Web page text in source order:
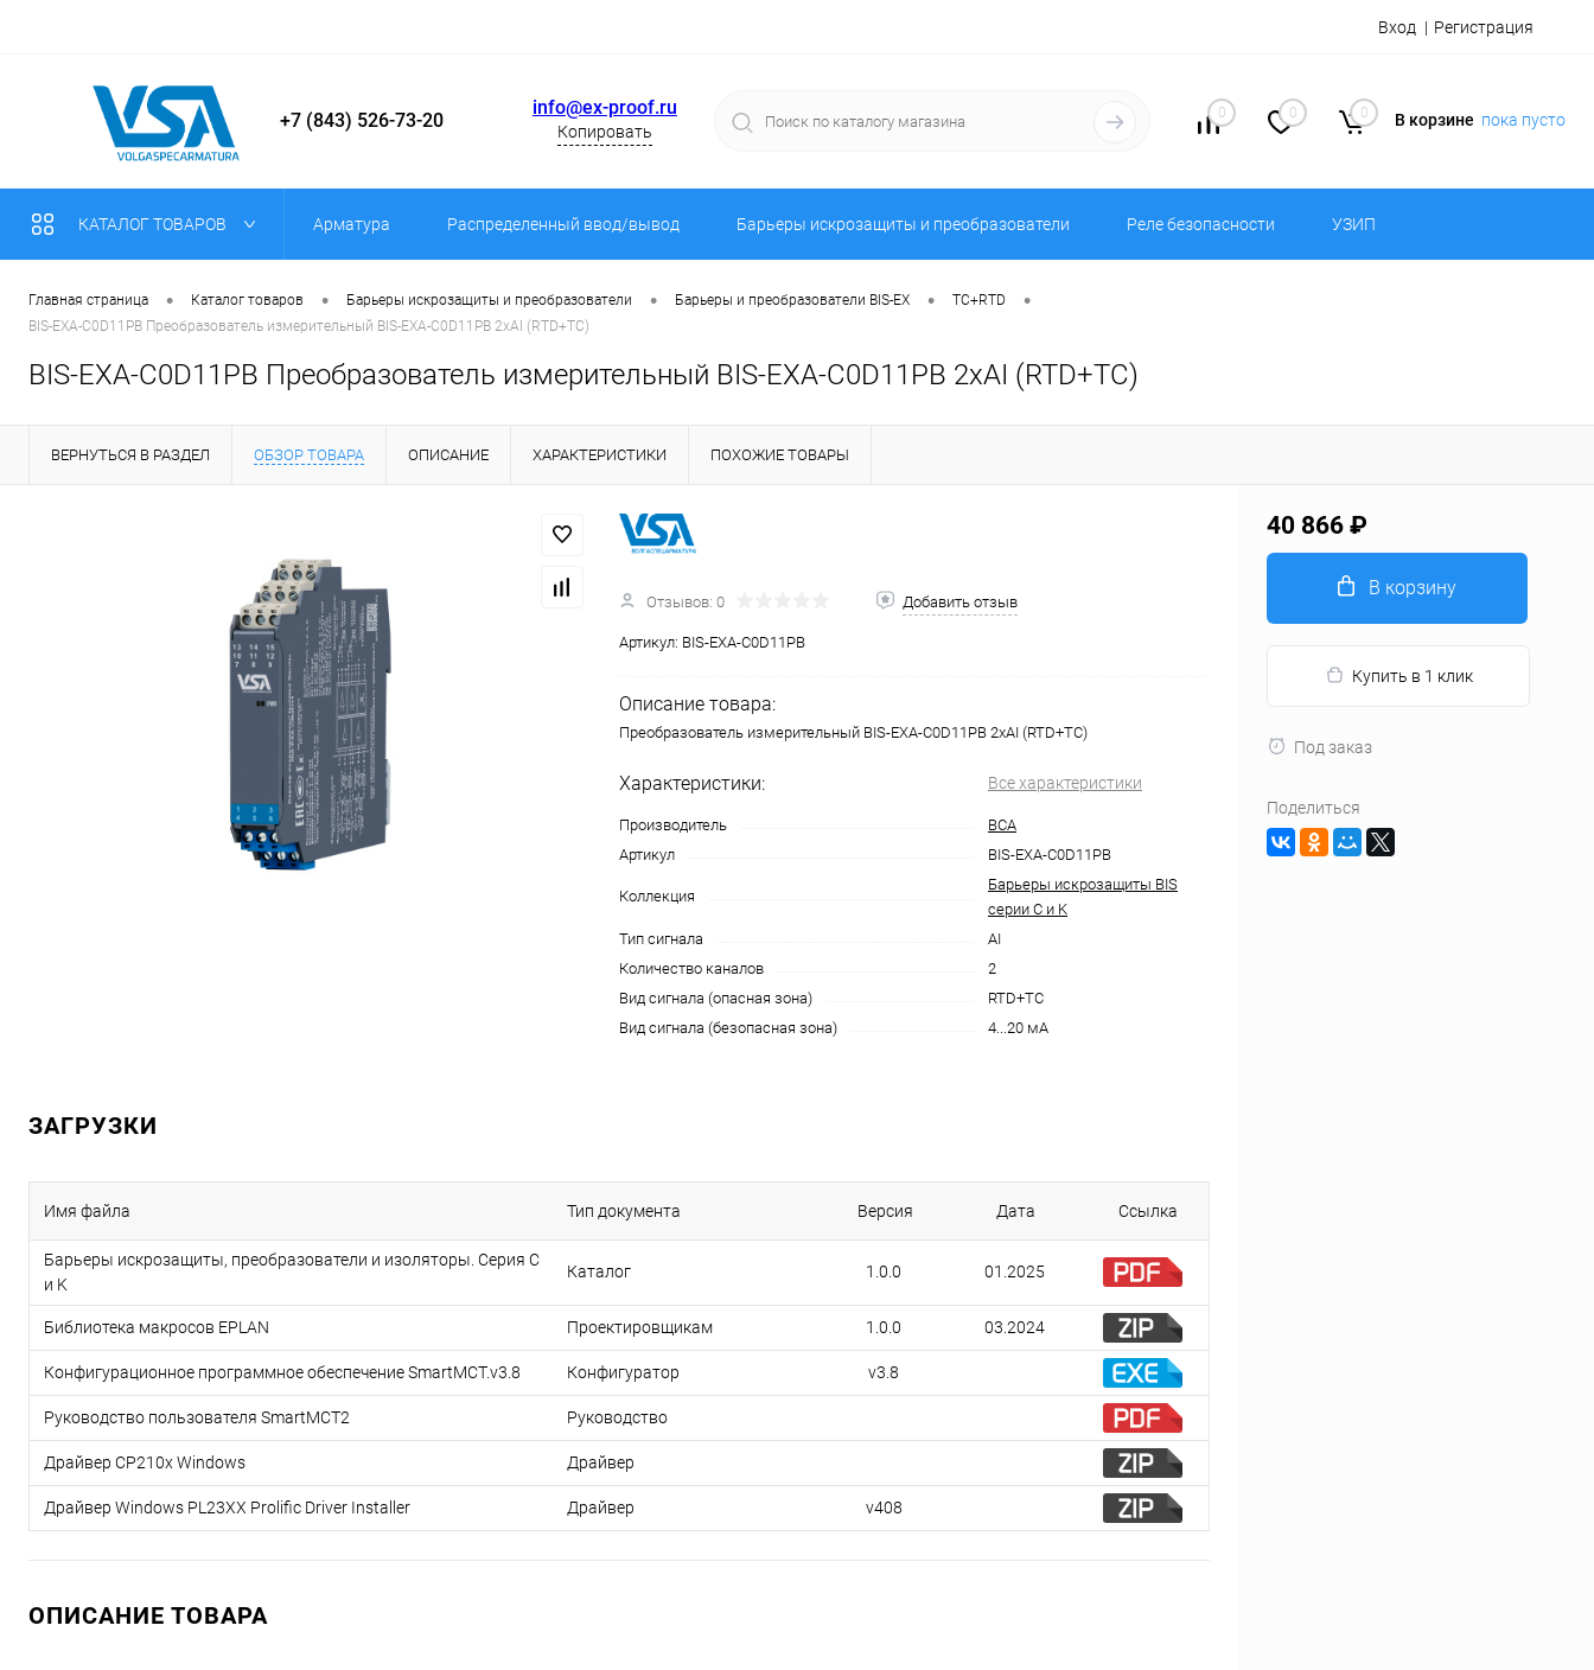
Вход Регистрация
+7 (843) 526-73-20
info@ex-proof.ru
Копировать
0 0 0 В корзине пока пусто
КАТАЛОГ ТОВАРОВ Арматура Распределенный ввод/вывод Барьеры искрозащиты и преобразователи Реле безопасности УЗИП
Главная страница • Каталог товаров • Барьеры искрозащиты и преобразователи • Барьеры и преобразователи BIS-EX • TC+RTD •
BIS-EXA-C0D11PB Преобразователь измерительный BIS-EXA-C0D11PB 2хAI (RTD+TC)
BIS-EXA-C0D11PB Преобразователь измерительный BIS-EXA-C0D11PB 2хAI (RTD+TC)
ВЕРНУТЬСЯ В РАЗДЕЛ ОБЗОР ТОВАРА ОПИСАНИЕ ХАРАКТЕРИСТИКИ ПОХОЖИЕ ТОВАРЫ
Отзывов: 0 Добавить отзыв
Артикул: BIS-EXA-C0D11PB
Описание товара:
Преобразователь измерительный BIS-EXA-C0D11PB 2хAI (RTD+TC)
Характеристики: Все характеристики
Производитель
ВСА
Артикул
BIS-EXA-C0D11PB
Коллекция
Барьеры искрозащиты BIS
серии С и K
Тип сигнала
AI
Количество каналов
2
Вид сигнала (опасная зона)
RTD+TC
Вид сигнала (безопасная зона)
4...20 мА
ЗАГРУЗКИ
Имя файла Тип документа Версия Дата Ссылка
Барьеры искрозащиты, преобразователи и изоляторы. Серия C
и K
Каталог 1.0.0 01.2025
Библиотека макросов EPLAN Проектировщикам 1.0.0 03.2024
Конфигурационное программное обеспечение SmartMCT.v3.8 Конфигуратор v3.8
Руководство пользователя SmartMCT2 Руководство
Драйвер CP210x Windows Драйвер
Драйвер Windows PL23XX Prolific Driver Installer Драйвер v408
ОПИСАНИЕ ТОВАРА
40 866 ₽
В корзину
Купить в 1 клик
Под заказ
Поделиться